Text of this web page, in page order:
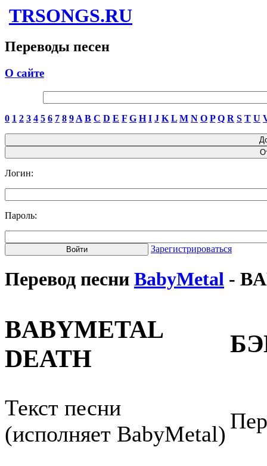
TRSONGS.RU
Переводы песен
О сайте
0 1 2 3 4 5 6 7 8 9 A B C D E F G H I J K L M N O P Q R S T U
Логин:
Пароль:
Зарегистрироваться
Перевод песни BabyMetal -
BABYMETAL
DEATH
Текст песни
(исполняет BabyMetal)